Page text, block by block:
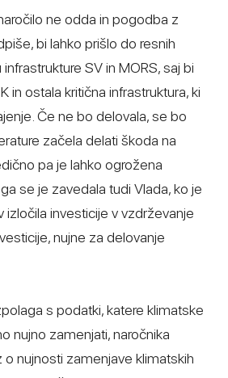
ne odda in pogodba z
bi lahko prišlo do resnih
SV in MORS, saj bi
in ostala kritična infrastruktura, ki
Če ne bo delovala, se bo
začela delati škoda na
pa je lahko ogrožena
se je zavedala tudi Vlada, ko je
izločila investicije v vzdrževanje
nujne za delovanje
s podatki, katere klimatske
nujno zamenjati, naročnika
o nujnosti zamenjave klimatskih